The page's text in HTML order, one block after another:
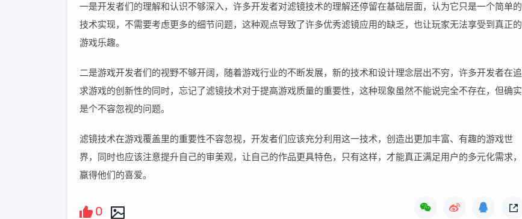
一是开发者们的理解和认识不够深入，许多开发者对滤镜技术的理解还停留在基础层面，认为它只是一个简单的
技术实现，不需要考虑更多的细节问题，这种观点导致了许多优秀滤镜应用的缺乏，也让玩家无法享受到真正的
游戏乐趣。
二是游戏开发者们的视野不够开阔，随着游戏行业的不断发展，新的技术和设计理念层出不穷，许多开发者在追
求游戏的创新性的同时，忘记了滤镜技术对于提高游戏质量的重要性，这种现象虽然不能说完全不存在，但确实
是个不容忽视的问题。
滤镜技术在游戏覆盖里的重要性不容忽视，开发者们应该充分利用这一技术，创造出更加丰富、有趣的游戏世
界，同时也应该注意提升自己的审美观，让自己的作品更具特色，只有这样，才能真正满足用户的多元化需求，
赢得他们的喜爱。
0